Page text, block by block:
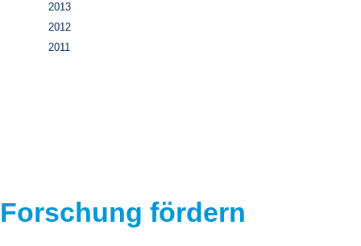
2013
2012
2011
Forschung fördern